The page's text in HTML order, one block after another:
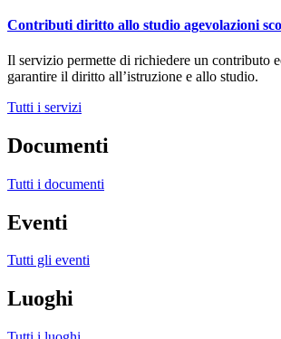
Contributi diritto allo studio agevolazioni
Il servizio permette di richiedere un contributo
garantire il diritto all’istruzione e allo studio.
Tutti i servizi
Documenti
Tutti i documenti
Eventi
Tutti gli eventi
Luoghi